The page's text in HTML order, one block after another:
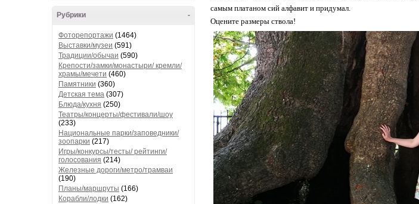
-
Рубрики
Фоторепортажи (1464)
Выставки/музеи (591)
Традиции/обычаи (590)
Крепости/замки/монастыри/ кремли/
храмы/мечети (460)
Памятники (360)
Детская тема (307)
Блюда/кухня (250)
Театры/концерты/фестивали/шоу
(233)
Национальные парки/заповедники/
зоопарки (217)
Игры/конкурсы/тесты/ рейтинги/
голосования (214)
Железные дороги/метро/трамваи
(190)
Планы/маршруты (166)
Корабли/лодки (162)
самым платаном сий алфавит и придумал.
Оцените размеры ствола!